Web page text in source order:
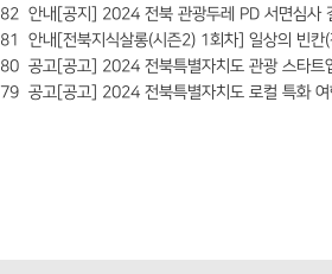
82 안내 [공지] 2024 전북 관광두레 PD 서면심사
81
안내 [전북지식살롱(시즌2) 1회차] 일상의 빈
80 공고[공고] 2024 전북특별자치도 관광 스타트
79 공고[공고] 2024 전북특별자치도 로컬 특화 여